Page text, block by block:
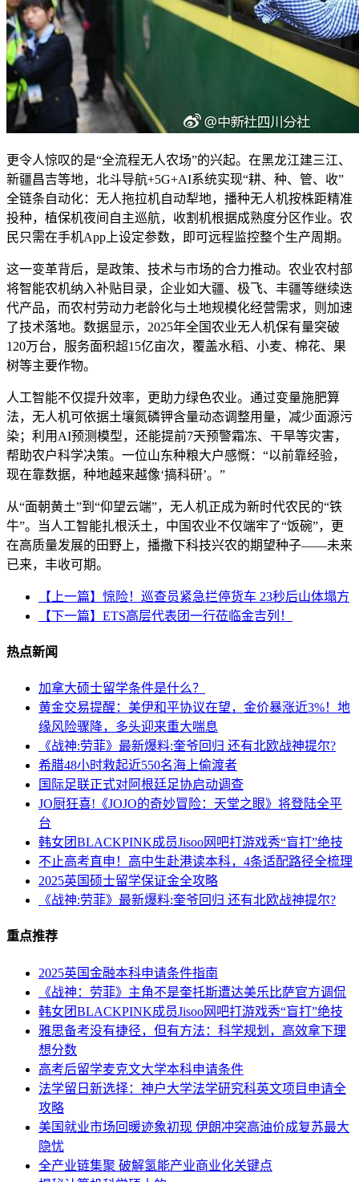
更令人惊叹的是“全流程无人农场”的兴起。在黑龙江建三江、
新疆昌吉等地，北斗导航+5G+AI系统实现“耕、种、管、收”
全链条自动化：无人拖拉机自动犁地，播种无人机按株距精准
投种，植保机夜间自主巡航，收割机根据成熟度分区作业。农
民只需在手机App上设定参数，即可远程监控整个生产周期。
这一变革背后，是政策、技术与市场的合力推动。农业农村部
将智能农机纳入补贴目录，企业如大疆、极飞、丰疆等继续迭
代产品，而农村劳动力老龄化与土地规模化经营需求，则加速
了技术落地。数据显示，2025年全国农业无人机保有量突破
120万台，服务面积超15亿亩次，覆盖水稻、小麦、棉花、果
树等主要作物。
人工智能不仅提升效率，更助力绿色农业。通过变量施肥算
法，无人机可依据土壤氮磷钾含量动态调整用量，减少面源污
染；利用AI预测模型，还能提前7天预警霜冻、干旱等灾害，
帮助农户科学决策。一位山东种粮大户感慨：“以前靠经验，
现在靠数据，种地越来越像‘搞科研’。”
从“面朝黄土”到“仰望云端”，无人机正成为新时代农民的“铁
牛”。当人工智能扎根沃土，中国农业不仅端牢了“饭碗”，更
在高质量发展的田野上，播撒下科技兴农的期望种子——未来
已来，丰收可期。
【上一篇】惊险！巡查员紧急拦停货车 23秒后山体塌方
【下一篇】ETS高层代表团一行莅临金吉列！
热点新闻
加拿大硕士留学条件是什么？
黄金交易提醒：美伊和平协议在望，金价暴涨近3%！地
缘风险骤降，多头迎来重大喘息
《战神:劳菲》最新爆料:奎爷回归 还有北欧战神提尔?
希腊48小时救起近550名海上偷渡者
国际足联正式对阿根廷足协启动调查
JO厨狂喜!《JOJO的奇妙冒险：天堂之眼》将登陆全平
台
韩女团BLACKPINK成员Jisoo网吧打游戏秀“盲打”绝技
不止高考直申！高中生赴港读本科，4条适配路径全梳理
2025英国硕士留学保证金全攻略
《战神:劳菲》最新爆料:奎爷回归 还有北欧战神提尔?
重点推荐
2025英国金融本科申请条件指南
《战神：劳菲》主角不是奎托斯遭达美乐比萨官方调侃
韩女团BLACKPINK成员Jisoo网吧打游戏秀“盲打”绝技
雅思备考没有捷径，但有方法：科学规划，高效拿下理
想分数
高考后留学麦克文大学本科申请条件
法学留日新选择：神户大学法学研究科英文项目申请全
攻略
美国就业市场回暖迹象初现 伊朗冲突高油价成复苏最大
隐忧
全产业链集聚 破解氢能产业商业化关键点